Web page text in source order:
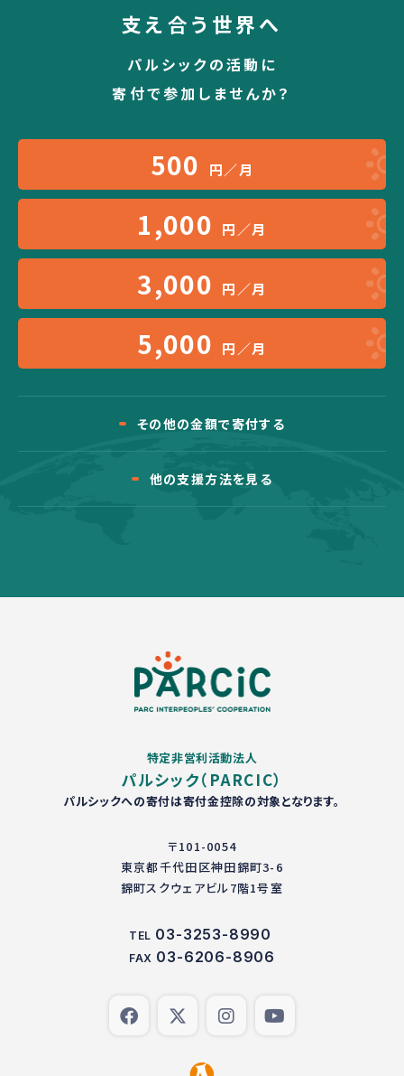
支え合う世界へ
パルシックの活動に
寄付で参加しませんか？
500 円／月
1,000 円／月
3,000 円／月
5,000 円／月
その他の金額で寄付する
他の支援方法を見る
特定非営利活動法人
パルシック（PARCIC）
パルシックへの寄付は寄付金控除の対象となります。
〒101-0054
東京都千代田区神田錦町3-6
錦町スクウェアビル7階1号室
TEL 03-3253-8990
FAX 03-6206-8906